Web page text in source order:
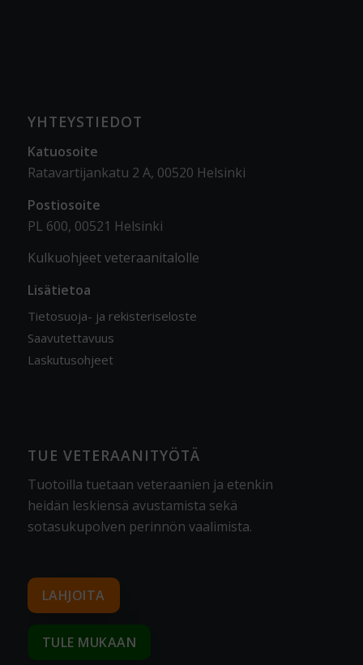
YHTEYSTIEDOT
Katuosoite
Ratavartijankatu 2 A, 00520 Helsinki
Postiosoite
PL 600, 00521 Helsinki
Kulkuohjeet veteraanitalolle
Lisätietoa
Tietosuoja- ja rekisteriseloste
Saavutettavuus
Laskutusohjeet
TUE VETERAANITYÖTÄ
Tuotoilla tuetaan veteraanien ja etenkin
heidän leskiensä avustamista sekä
sotasukupolven perinnön vaalimista.
LAHJOITA
TULE MUKAAN